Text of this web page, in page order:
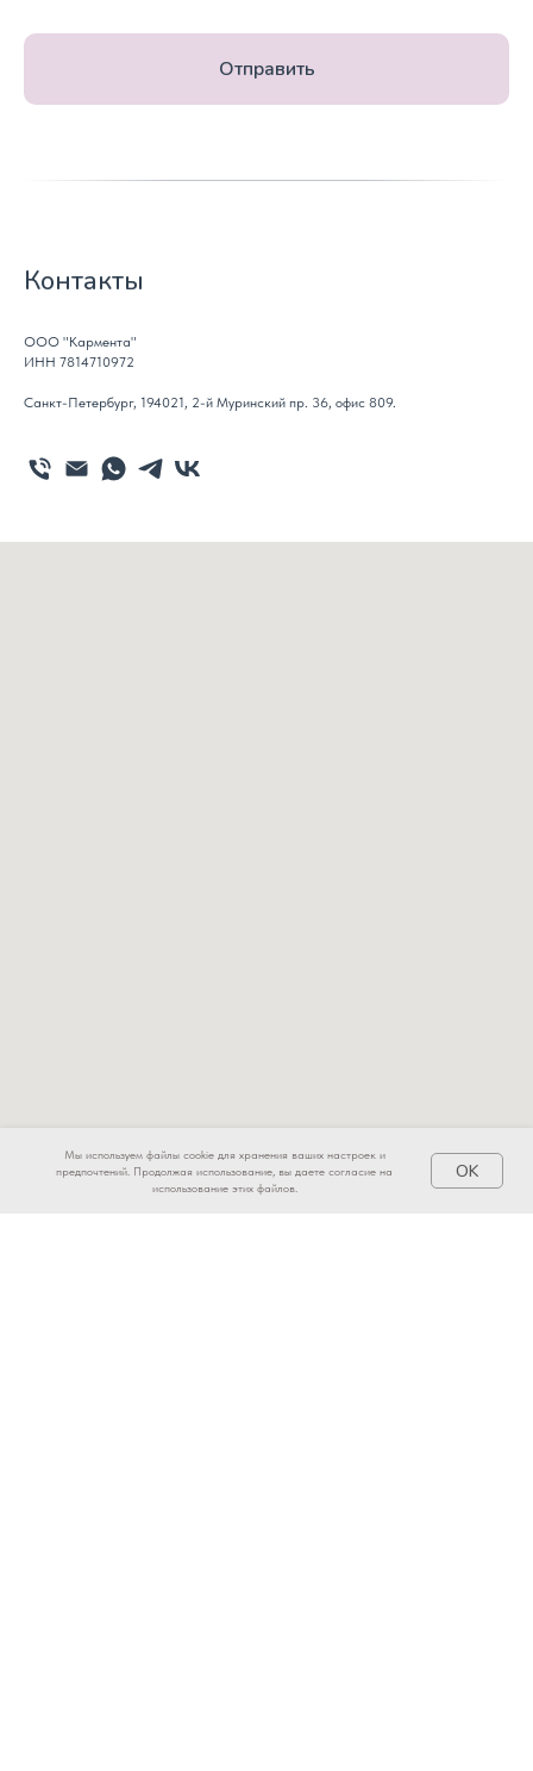
Отправить
Контакты
ООО "Кармента"
ИНН 7814710972
Санкт-Петербург, 194021, 2-й Муринский пр. 36, офис 809.
Мы используем файлы cookie для хранения ваших настроек и
предпочтений. Продолжая использование, вы даете согласие на
использование этих файлов.
OK